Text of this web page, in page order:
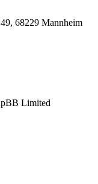
68229 Mannheim
Limited